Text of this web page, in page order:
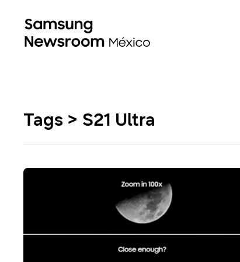
Tags > S21 Ultra